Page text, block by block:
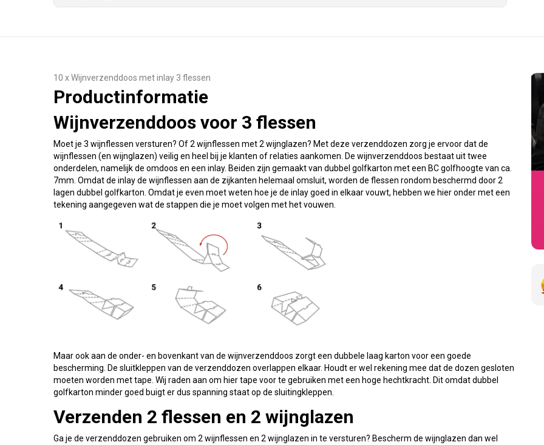
10 x Wijnverzenddoos met inlay 3 flessen
Productinformatie
Wijnverzenddoos voor 3 flessen
Moet je 3 wijnflessen versturen? Of 2 wijnflessen met 2 wijnglazen? Met deze verzenddozen zorg je ervoor dat de
wijnflessen (en wijnglazen) veilig en heel bij je klanten of relaties aankomen. De wijnverzenddoos bestaat uit twee
onderdelen, namelijk de omdoos en een inlay. Beiden zijn gemaakt van dubbel golfkarton met een BC golfhoogte van ca.
7mm. Omdat de inlay de wijnflessen aan de zijkanten helemaal omsluit, worden de flessen rondom beschermd door 2
lagen dubbel golfkarton. Omdat je even moet weten hoe je de inlay goed in elkaar vouwt, hebben we hier onder met een
tekening aangegeven wat de stappen die je moet volgen met het vouwen.
Maar ook aan de onder- en bovenkant van de wijnverzenddoos zorgt een dubbele laag karton voor een goede
bescherming. De sluitkleppen van de verzenddozen overlappen elkaar. Houdt er wel rekening mee dat de dozen gesloten
moeten worden met tape. Wij raden aan om hier tape voor te gebruiken met een hoge hechtkracht. Dit omdat dubbel
golfkarton minder goed buigt er dus spanning staat op de sluitingkleppen.
Verzenden 2 flessen en 2 wijnglazen
Ga je de verzenddozen gebruiken om 2 wijnflessen en 2 wijnglazen in te versturen? Bescherm de wijnglazen dan wel